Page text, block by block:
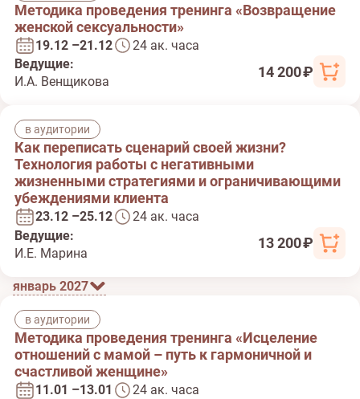
Методика проведения тренинга «Возвращение
женской сексуальности»
19.12 –21.12
24 ак. часа
Ведущие:
И.А. Венщикова
14 200 ₽
в аудитории
Как переписать сценарий своей жизни?
Технология работы с негативными
жизненными стратегиями и ограничивающими
убеждениями клиента
23.12 –25.12
24 ак. часа
Ведущие:
И.Е. Марина
13 200 ₽
январь 2027
в аудитории
Методика проведения тренинга «Исцеление
отношений с мамой – путь к гармоничной и
счастливой женщине»
11.01 –13.01
24 ак. часа